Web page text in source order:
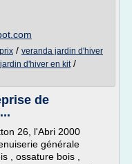
/ veranda jardin d'hiver
d'hiver en kit/
de
26, l'Abri 2000
générale
, ossature bois ,